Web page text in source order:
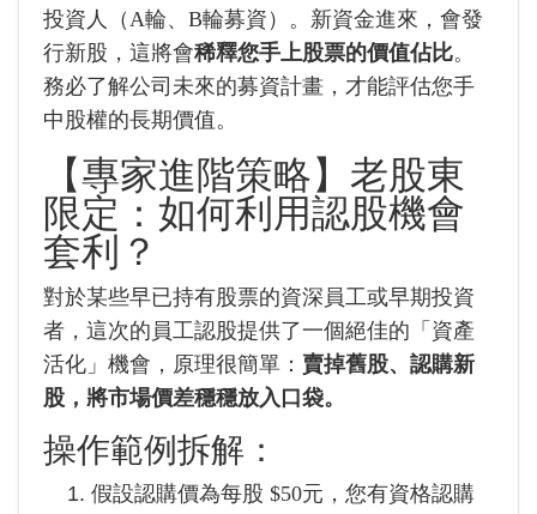
投資人（A輪、B輪募資）。新資金進來，會發
行新股，這將會稀釋您手上股票的價值佔比。
務必了解公司未來的募資計畫，才能評估您手
中股權的長期價值。
【專家進階策略】老股東
限定：如何利用認股機會
套利？
對於某些早已持有股票的資深員工或早期投資
者，這次的員工認股提供了一個絕佳的「資產
活化」機會，原理很簡單： 賣掉舊股、認購新
股，將市場價差穩穩放入口袋。
操作範例拆解：
假設認購價為每股 $50元，您有資格認購